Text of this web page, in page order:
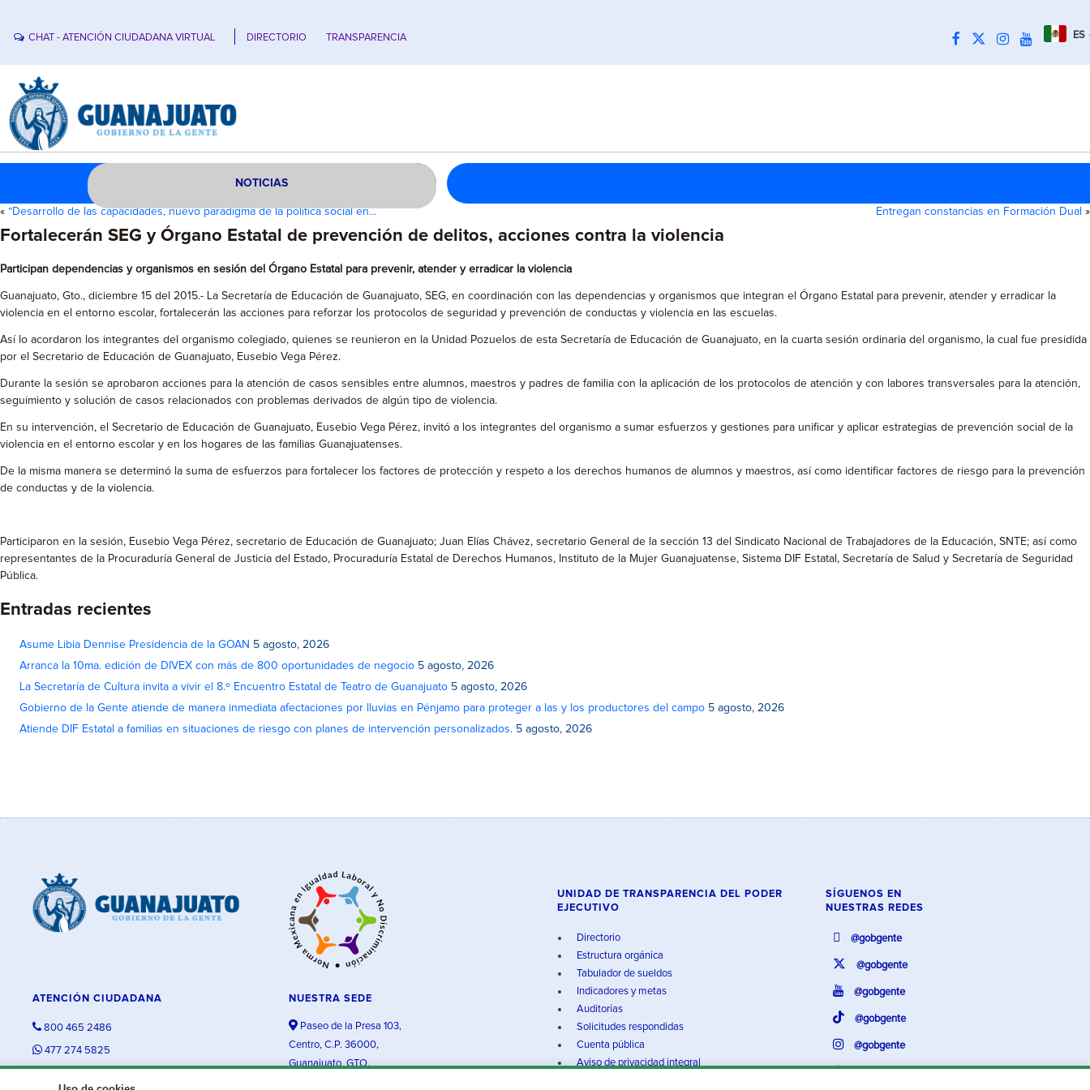
CHAT - ATENCIÓN CIUDADANA VIRTUAL DIRECTORIO TRANSPARENCIA ES
NOTICIAS
« “Desarrollo de las capacidades, nuevo paradigma de la política social en… Entregan constancias en Formación Dual »
Fortalecerán SEG y Órgano Estatal de prevención de delitos, acciones contra la violencia
Participan dependencias y organismos en sesión del Órgano Estatal para prevenir, atender y erradicar la violencia
Guanajuato, Gto., diciembre 15 del 2015.- La Secretaría de Educación de Guanajuato, SEG, en coordinación con las dependencias y organismos que integran el Órgano Estatal para prevenir, atender y erradicar la
violencia en el entorno escolar, fortalecerán las acciones para reforzar los protocolos de seguridad y prevención de conductas y violencia en las escuelas.
Así lo acordaron los integrantes del organismo colegiado, quienes se reunieron en la Unidad Pozuelos de esta Secretaría de Educación de Guanajuato, en la cuarta sesión ordinaria del organismo, la cual fue presidida
por el Secretario de Educación de Guanajuato, Eusebio Vega Pérez.
Durante la sesión se aprobaron acciones para la atención de casos sensibles entre alumnos, maestros y padres de familia con la aplicación de los protocolos de atención y con labores transversales para la atención,
seguimiento y solución de casos relacionados con problemas derivados de algún tipo de violencia.
En su intervención, el Secretario de Educación de Guanajuato, Eusebio Vega Pérez, invitó a los integrantes del organismo a sumar esfuerzos y gestiones para unificar y aplicar estrategias de prevención social de la
violencia en el entorno escolar y en los hogares de las familias Guanajuatenses.
De la misma manera se determinó la suma de esfuerzos para fortalecer los factores de protección y respeto a los derechos humanos de alumnos y maestros, así como identificar factores de riesgo para la prevención
de conductas y de la violencia.
Participaron en la sesión, Eusebio Vega Pérez, secretario de Educación de Guanajuato; Juan Elías Chávez, secretario General de la sección 13 del Sindicato Nacional de Trabajadores de la Educación, SNTE; así como
representantes de la Procuraduría General de Justicia del Estado, Procuraduría Estatal de Derechos Humanos, Instituto de la Mujer Guanajuatense, Sistema DIF Estatal, Secretaría de Salud y Secretaría de Seguridad
Pública.
Entradas recientes
Asume Libia Dennise Presidencia de la GOAN 5 agosto, 2026
Arranca la 10ma. edición de DIVEX con más de 800 oportunidades de negocio 5 agosto, 2026
La Secretaría de Cultura invita a vivir el 8.º Encuentro Estatal de Teatro de Guanajuato 5 agosto, 2026
Gobierno de la Gente atiende de manera inmediata afectaciones por lluvias en Pénjamo para proteger a las y los productores del campo 5 agosto, 2026
Atiende DIF Estatal a familias en situaciones de riesgo con planes de intervención personalizados. 5 agosto, 2026
ATENCIÓN CIUDADANA
800 465 2486
477 274 5825
NUESTRA SEDE
Paseo de la Presa 103,
Centro, C.P. 36000,
Guanajuato, GTO.
UNIDAD DE TRANSPARENCIA DEL PODER
EJECUTIVO
Directorio
Estructura orgánica
Tabulador de sueldos
Indicadores y metas
Auditorías
Solicitudes respondidas
Cuenta pública
Aviso de privacidad integral
SÍGUENOS EN
NUESTRAS REDES
@gobgente
@gobgente
@gobgente
@gobgente
@gobgente
@gobgente